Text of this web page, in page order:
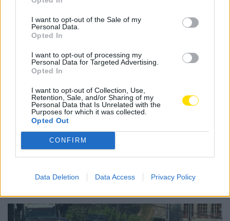
I want to opt-out of the Sale of my
Personal Data.
Opted In
I want to opt-out of processing my
Personal Data for Targeted Advertising.
Opted In
I want to opt-out of Collection, Use,
Retention, Sale, and/or Sharing of my
Personal Data that Is Unrelated with the
Purposes for which it was collected.
Opted Out
CONFIRM
Data Deletion Data Access Privacy Policy
garantias de trabalho e qualidade, por isso vamos lutar
e fazer com que os sócios e adeptos do clube tenham
orgulho na equipa», promete Vítor Silva.
As dificuldades «serão muitas. Há equipas que se
reforçaram bem e o campeonato será muito
nossos objetivos».
2ª divisão FAC hóquei em patins
Notícias Populares